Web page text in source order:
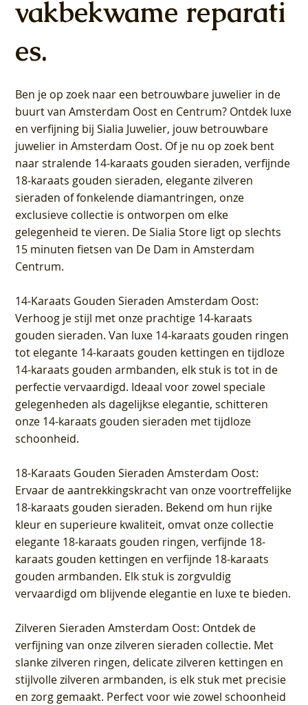
vakbekwame reparati
es.
Ben je op zoek naar een betrouwbare juwelier in de
buurt van Amsterdam Oost en Centrum? Ontdek luxe
en verfijning bij Sialia Juwelier, jouw betrouwbare
juwelier in Amsterdam Oost. Of je nu op zoek bent
naar stralende 14-karaats gouden sieraden, verfijnde
18-karaats gouden sieraden, elegante zilveren
sieraden of fonkelende diamantringen, onze
exclusieve collectie is ontworpen om elke
gelegenheid te vieren. De Sialia Store ligt op slechts
15 minuten fietsen van De Dam in Amsterdam
Centrum.
14-Karaats Gouden Sieraden Amsterdam Oost:
Verhoog je stijl met onze prachtige 14-karaats
gouden sieraden. Van luxe 14-karaats gouden ringen
tot elegante 14-karaats gouden kettingen en tijdloze
14-karaats gouden armbanden, elk stuk is tot in de
perfectie vervaardigd. Ideaal voor zowel speciale
gelegenheden als dagelijkse elegantie, schitteren
onze 14-karaats gouden sieraden met tijdloze
schoonheid.
18-Karaats Gouden Sieraden Amsterdam Oost:
Ervaar de aantrekkingskracht van onze voortreffelijke
18-karaats gouden sieraden. Bekend om hun rijke
kleur en superieure kwaliteit, omvat onze collectie
elegante 18-karaats gouden ringen, verfijnde 18-
karaats gouden kettingen en verfijnde 18-karaats
gouden armbanden. Elk stuk is zorgvuldig
vervaardigd om blijvende elegantie en luxe te bieden.
Zilveren Sieraden Amsterdam Oost: Ontdek de
verfijning van onze zilveren sieraden collectie. Met
slanke zilveren ringen, delicate zilveren kettingen en
stijlvolle zilveren armbanden, is elk stuk met precisie
en zorg gemaakt. Perfect voor wie zowel schoonheid